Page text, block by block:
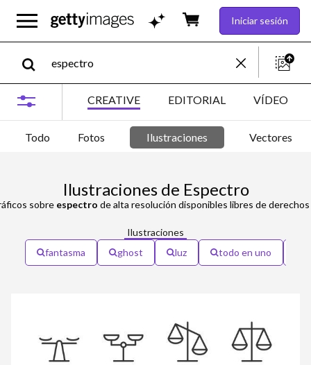
Iniciar sesión
CREATIVE EDITORIAL VÍDEO
Todo Fotos Ilustraciones Vectores
Ilustraciones de Espectro
sobre espectro de alta resolución disponibles libres de
Ilustraciones
fantasma
ghost luz todo en uno